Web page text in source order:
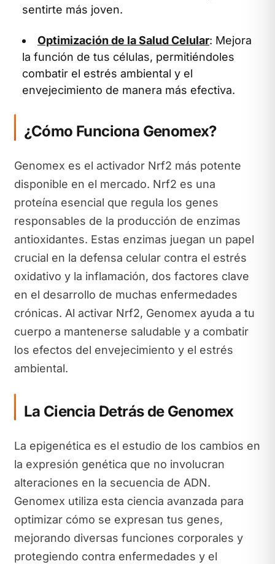
sentirte más joven.
Optimización de la Salud Celular: Mejora
la función de tus células, permitiéndoles
combatir el estrés ambiental y el
envejecimiento de manera más efectiva.
¿Cómo Funciona Genomex?
Genomex es el activador Nrf2 más potente
disponible en el mercado. Nrf2 es una
proteína esencial que regula los genes
responsables de la producción de enzimas
antioxidantes. Estas enzimas juegan un papel
crucial en la defensa celular contra el estrés
oxidativo y la inflamación, dos factores clave
en el desarrollo de muchas enfermedades
crónicas. Al activar Nrf2, Genomex ayuda a tu
cuerpo a mantenerse saludable y a combatir
los efectos del envejecimiento y el estrés
ambiental.
La Ciencia Detrás de Genomex
La epigenética es el estudio de los cambios en
la expresión genética que no involucran
alteraciones en la secuencia de ADN.
Genomex utiliza esta ciencia avanzada para
optimizar cómo se expresan tus genes,
mejorando diversas funciones corporales y
protegiendo contra enfermedades y el